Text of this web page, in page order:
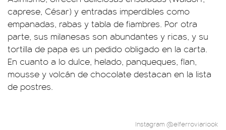
caprese, César) y entradas imperdibles como
empanadas, rabas y tabla de fiambres. Por otra
parte, sus milanesas son abundantes y ricas, y su
tortilla de papa es un pedido obligado en la carta.
En cuanto a lo dulce, helado, panqueques, flan,
mousse y volcán de chocolate destacan en la lista
de postres.
Instagram @elferroviariook